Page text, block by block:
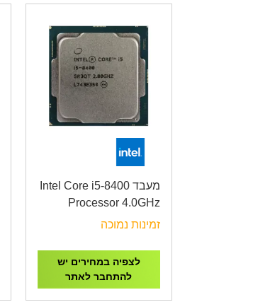
מעבד Intel Core i5-8400
Processor 4.0GHz
זמינות נמוכה
לצפיה במחירים יש
להתחבר לאתר